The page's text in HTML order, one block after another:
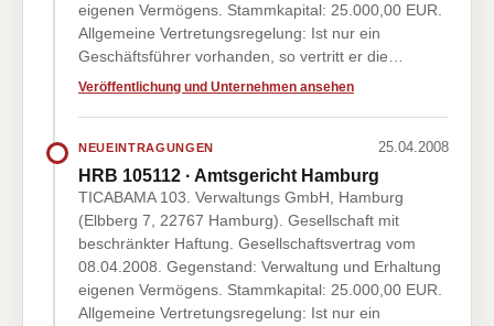
eigenen Vermögens. Stammkapital: 25.000,00 EUR.
Allgemeine Vertretungsregelung: Ist nur ein
Geschäftsführer vorhanden, so vertritt er die…
Veröffentlichung und Unternehmen ansehen
NEUEINTRAGUNGEN 25.04.2008
HRB 105112 · Amtsgericht Hamburg
TICABAMA 103. Verwaltungs GmbH, Hamburg
(Elbberg 7, 22767 Hamburg). Gesellschaft mit
beschränkter Haftung. Gesellschaftsvertrag vom
08.04.2008. Gegenstand: Verwaltung und Erhaltung
eigenen Vermögens. Stammkapital: 25.000,00 EUR.
Allgemeine Vertretungsregelung: Ist nur ein